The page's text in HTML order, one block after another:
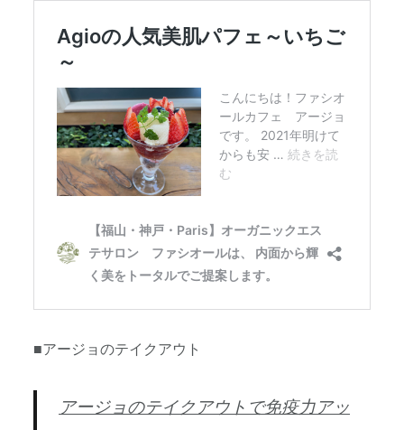
■アージョのテイクアウト
アージョのテイクアウトで免疫力アッ